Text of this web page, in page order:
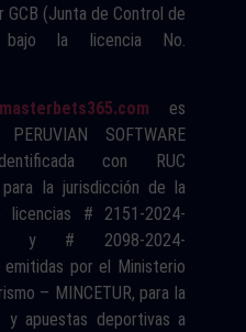
(Junta de Control de
bajo la licencia No.
es
SOFTWARE
con RUC
la jurisdicción de la
licencias # 2151-2024-
y # 2098-2024-
emitidas por el Ministerio
– MINCETUR, para la
y apuestas deportivas a